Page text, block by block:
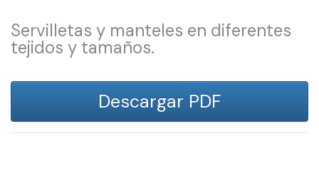
Servilletas y manteles en diferentes
tejidos y tamaños.
Descargar PDF